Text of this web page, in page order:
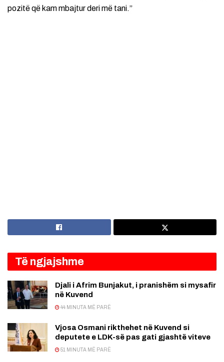
pozitë që kam mbajtur deri më tani.”
Të ngjajshme
Djali i Afrim Bunjakut, i pranishëm si mysafir
në Kuvend
44 MINUTA MË PARË
Vjosa Osmani rikthehet në Kuvend si
deputete e LDK-së pas gati gjashtë viteve
51 MINUTA MË PARË